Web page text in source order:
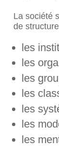
La société
de
les
les
les
les
les
les
les